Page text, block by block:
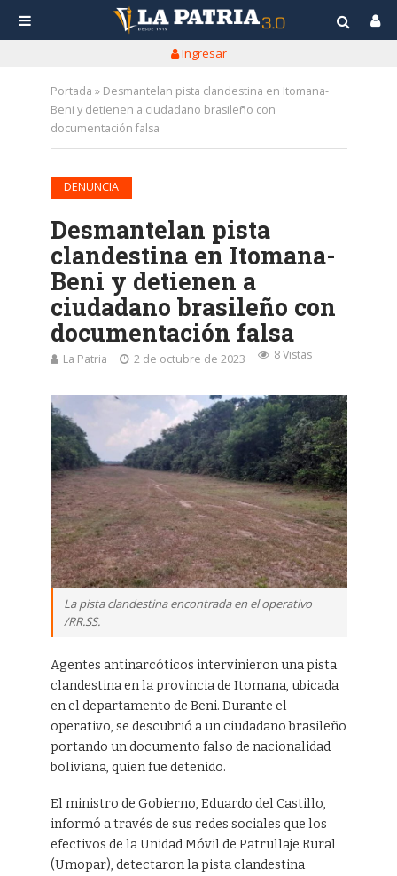
Ingresar
Portada » Desmantelan pista clandestina en Itomana-
Beni y detienen a ciudadano brasileño con
documentación falsa
DENUNCIA
Desmantelan pista
clandestina en Itomana-
Beni y detienen a
ciudadano brasileño con
documentación falsa
La Patria 2 de octubre de 2023 8 Vistas
La pista clandestina encontrada en el operativo
/RR.SS.
Agentes antinarcóticos intervinieron una pista
clandestina en la provincia de Itomana, ubicada
en el departamento de Beni. Durante el
operativo, se descubrió a un ciudadano brasileño
portando un documento falso de nacionalidad
boliviana, quien fue detenido.
El ministro de Gobierno, Eduardo del Castillo,
informó a través de sus redes sociales que los
efectivos de la Unidad Móvil de Patrullaje Rural
(Umopar), detectaron la pista clandestina